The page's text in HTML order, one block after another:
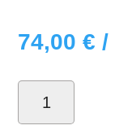
74,00€ /
количество
за